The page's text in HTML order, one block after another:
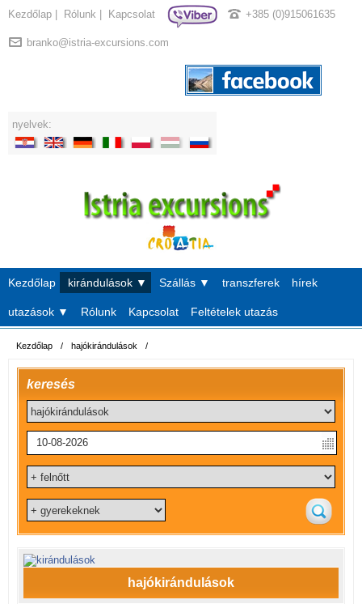
Kezdőlap Rólunk Kapcsolat +385 (0)915061635
branko@istria-excursions.com
nyelvek:
Kezdőlap kirándulások ▼ Szállás ▼ transzferek hírek
utazások ▼ Rólunk Kapcsolat Feltételek utazás
Kezdőlap / hajókirándulások /
keresés
hajókirándulások